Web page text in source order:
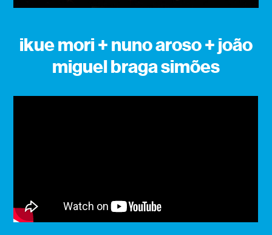
ikue mori + nuno aroso + joão
miguel braga simões